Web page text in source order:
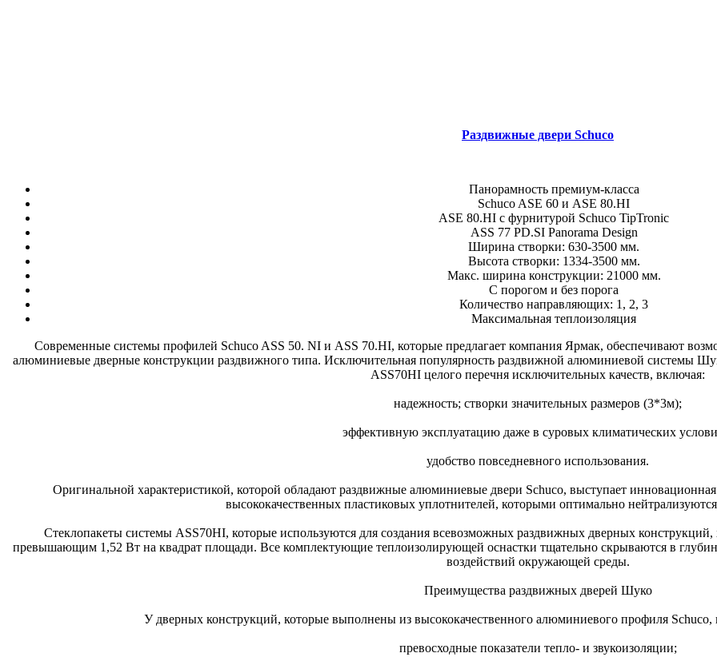
Раздвижные двери Schuco
Панорамность премиум-класса
Schuco ASE 60 и ASE 80.HI
ASE 80.HI c фурнитурой Schuco TipTronic
ASS 77 PD.SI Panorama Design
Ширина створки: 630-3500 мм.
Высота створки: 1334-3500 мм.
Макс. ширина конструкции: 21000 мм.
С порогом и без порога
Количество направляющих: 1, 2, 3
Максимальная теплоизоляция
Современные системы профилей Schuco ASS 50. NI и ASS 70.HI, которые предлагает компания Ярмак, обеспечивают
алюминиевые дверные конструкции раздвижного типа. Исключительная популярность раздвижной алюминиевой системы
ASS70HI целого перечня исключительных качеств, включая:
надежность; створки значительных размеров (3*3м);
эффективную эксплуатацию даже в суровых климатических
удобство повседневного использования.
Оригинальной характеристикой, которой обладают раздвижные алюминиевые двери Schuco, выступает
высококачественных пластиковых уплотнителей, которыми оптимально
Стеклопакеты системы ASS70HI, которые используются для создания всевозможных раздвижных дверных
превышающим 1,52 Вт на квадрат площади. Все комплектующие теплоизолирующей оснастки тщательно скрываются в
воздействий окружающей среды.
Преимущества раздвижных дверей Шуко
У дверных конструкций, которые выполнены из высококачественного алюминиевого профиля
превосходные показатели тепло- и звукоизоляции;